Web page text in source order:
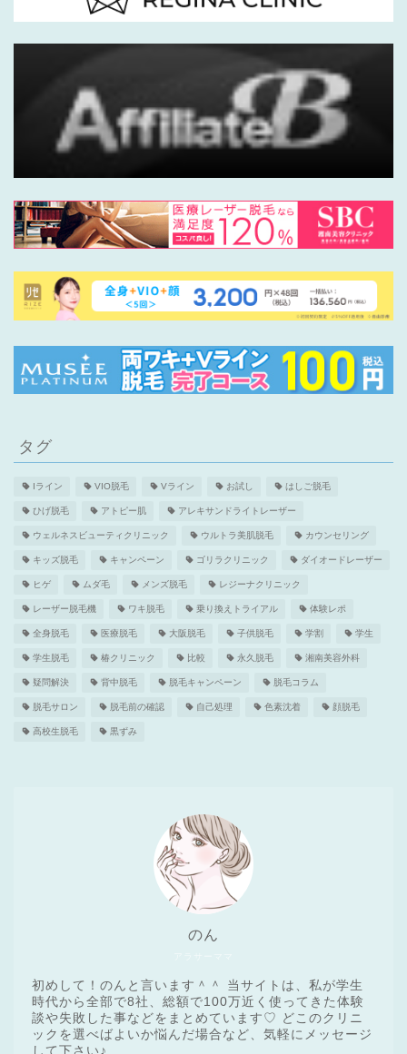
タグ
Iライン VIO脱毛 Vライン お試し はしご脱毛
ひげ脱毛 アトピー肌 アレキサンドライトレーザー
ウェルネスビューティクリニック ウルトラ美肌脱毛 カウンセリング
キッズ脱毛 キャンペーン ゴリラクリニック ダイオードレーザー
ヒゲ ムダ毛 メンズ脱毛 レジーナクリニック
レーザー脱毛機 ワキ脱毛 乗り換えトライアル 体験レポ
全身脱毛 医療脱毛 大阪脱毛 子供脱毛 学割 学生
学生脱毛 椿クリニック 比較 永久脱毛 湘南美容外科
疑問解決 背中脱毛 脱毛キャンペーン 脱毛コラム
脱毛サロン 脱毛前の確認 自己処理 色素沈着 顔脱毛
高校生脱毛 黒ずみ
のん
初めして！のんと言います＾＾ 当サイトは、私が学生
時代から全部で8社、総額で100万近く使ってきた体験
談や失敗した事などをまとめています♡ どこのクリニ
ックを選べばよいか悩んだ場合など、気軽にメッセージ
して下さい♪